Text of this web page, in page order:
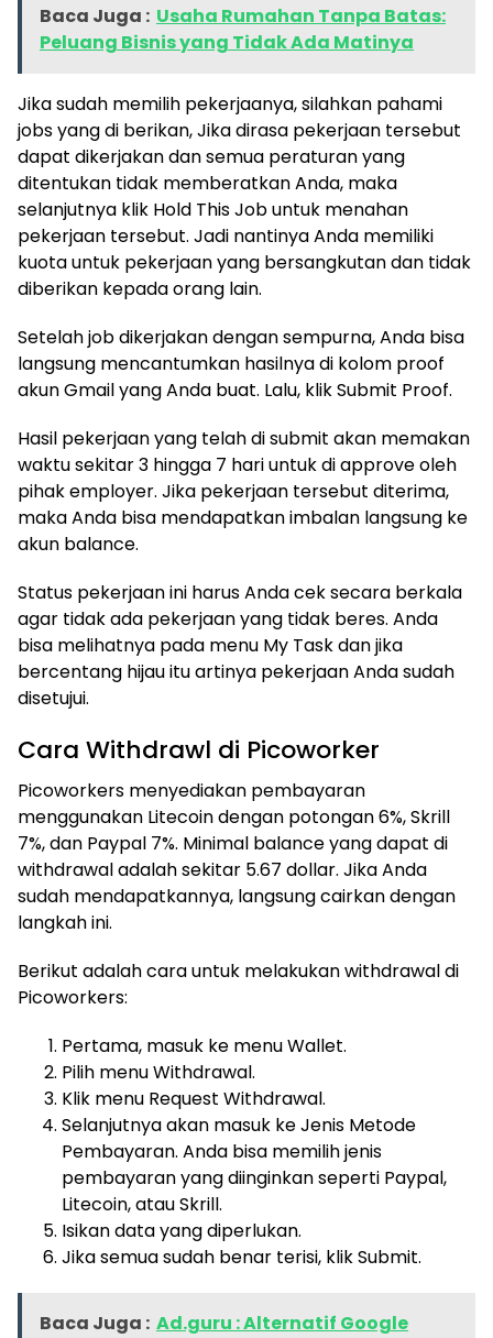
Baca Juga : Usaha Rumahan Tanpa Batas:
Peluang Bisnis yang Tidak Ada Matinya
Jika sudah memilih pekerjaanya, silahkan pahami
jobs yang di berikan, Jika dirasa pekerjaan tersebut
dapat dikerjakan dan semua peraturan yang
ditentukan tidak memberatkan Anda, maka
selanjutnya klik Hold This Job untuk menahan
pekerjaan tersebut. Jadi nantinya Anda memiliki
kuota untuk pekerjaan yang bersangkutan dan tidak
diberikan kepada orang lain.
Setelah job dikerjakan dengan sempurna, Anda bisa
langsung mencantumkan hasilnya di kolom proof
akun Gmail yang Anda buat. Lalu, klik Submit Proof.
Hasil pekerjaan yang telah di submit akan memakan
waktu sekitar 3 hingga 7 hari untuk di approve oleh
pihak employer. Jika pekerjaan tersebut diterima,
maka Anda bisa mendapatkan imbalan langsung ke
akun balance.
Status pekerjaan ini harus Anda cek secara berkala
agar tidak ada pekerjaan yang tidak beres. Anda
bisa melihatnya pada menu My Task dan jika
bercentang hijau itu artinya pekerjaan Anda sudah
disetujui.
Cara Withdrawl di Picoworker
Picoworkers menyediakan pembayaran
menggunakan Litecoin dengan potongan 6%, Skrill
7%, dan Paypal 7%. Minimal balance yang dapat di
withdrawal adalah sekitar 5.67 dollar. Jika Anda
sudah mendapatkannya, langsung cairkan dengan
langkah ini.
Berikut adalah cara untuk melakukan withdrawal di
Picoworkers:
Pertama, masuk ke menu Wallet.
Pilih menu Withdrawal.
Klik menu Request Withdrawal.
Selanjutnya akan masuk ke Jenis Metode
Pembayaran. Anda bisa memilih jenis
pembayaran yang diinginkan seperti Paypal,
Litecoin, atau Skrill.
Isikan data yang diperlukan.
Jika semua sudah benar terisi, klik Submit.
Baca Juga : Ad.guru : Alternatif Google